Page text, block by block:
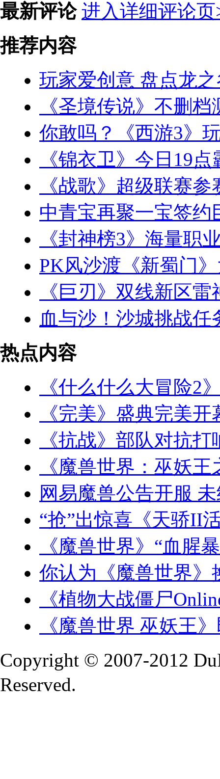
最新评论 进入详细评论页
推荐内容
玩家爱创意 盘点龙
《圣境传说》不删
你敢吗？《西游3》
《锦衣卫》今日19
《战歌》超级联赛
中青宝再聚一宝签约
《封神榜3》海量职
PK风沙渡《新蜀门
《巨刃》双线新区
血与沙！沙城挑战任
热点内容
《什么什么大冒险2
《完美》盛典完美
《抗战》部队对抗
《魔兽世界：巫妖
网易魔兽公告开服
“抢”出惊喜《天骄II
《魔兽世界》“血腥
你认为《魔兽世界》
《植物大战僵尸
《魔兽世界 巫妖王
Copyright © 2007-2012
Reserved.